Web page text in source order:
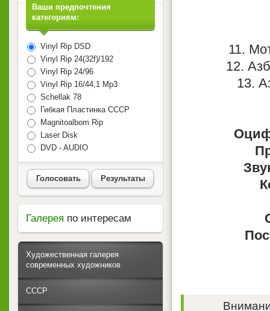
11.
12.
13.
Ваши предпочтения
категориям:
Vinyl Rip DSD
Vinyl Rip 24(32f)/192
Vinyl Rip 24/96
Vinyl Rip 16/44,1 Mp3
Schellak 78
Гибкая Пластинка СССР
Magnitoalbom Rip
Laser Disk
DVD - AUDIO
Голосовать Результаты
Галерея по интересам
Художественная галерея
современных художников
СССР